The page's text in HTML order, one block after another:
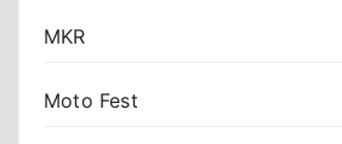
MKR
Moto Fest